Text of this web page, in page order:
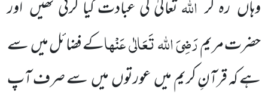
وہاں رہ کر تعالیٰ کی عبادت کیا کرتی تھیں اور
حضرت مریمرَضِیَاللہتَعَالٰیعَنْہاکے فضائل میںسے
ہے کہ قرآنِ کریم میںعورتوںمیںسے صرف آپ